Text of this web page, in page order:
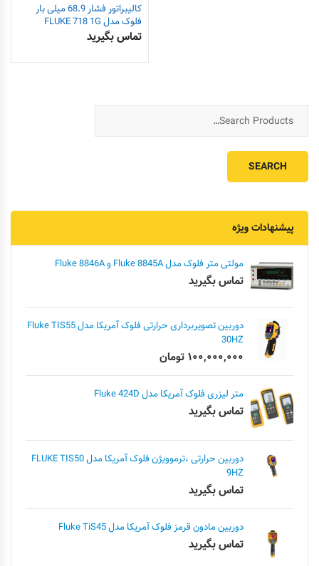
کالیبراتور فشار 68.9 میلی بار
فلوک مدل FLUKE 718 1G
تماس بگیرید
پیشنهادات ویژه
مولتی متر فلوک مدل Fluke 8845A و Fluke 8846A
تماس بگیرید
دوربین تصویربرداری حرارتی فلوک آمریکا مدل Fluke TIS55
30HZ
۱۰۰,۰۰۰,۰۰۰ تومان
متر لیزری فلوک آمریکا مدل Fluke 424D
تماس بگیرید
دوربین حرارتی ،ترموویژن فلوک آمریکا مدل FLUKE TIS50
9HZ
تماس بگیرید
دوربین مادون قرمز فلوک آمریکا مدل Fluke TiS45
تماس بگیرید